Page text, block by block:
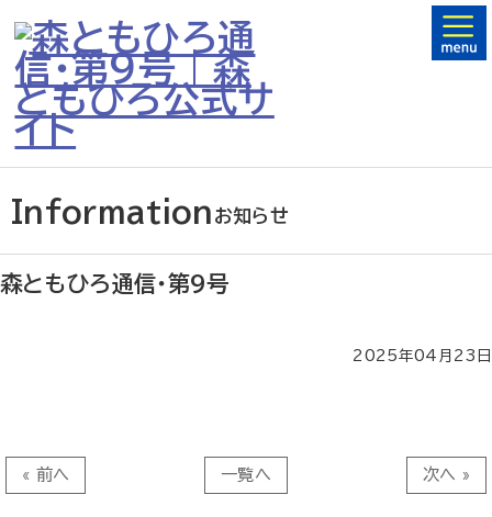
Information お知らせ
森ともひろ通信・第9号
2025年04月23日
« 前へ 一覧へ 次へ »